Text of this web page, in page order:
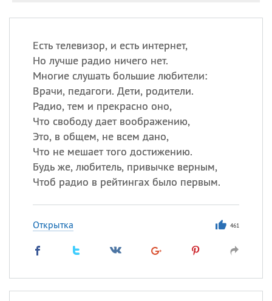
Есть телевизор, и есть интернет,
Но лучше радио ничего нет.
Многие слушать большие любители:
Врачи, педагоги. Дети, родители.
Радио, тем и прекрасно оно,
Что свободу дает воображению,
Это, в общем, не всем дано,
Что не мешает того достижению.
Будь же, любитель, привычке верным,
Чтоб радио в рейтингах было первым.
Открытка 461
Романа и Давида
мучеников
Национальный день
маяка
07.08
Годовщина битвы при
Бояка
ИМЕНА
Сегодня празднуют именины
Кристина
Посмотреть значениеи